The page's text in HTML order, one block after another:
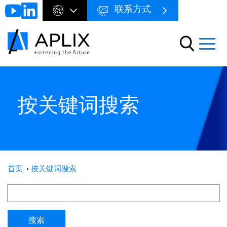
Go to
main
Menu
Menu
preheader
联系方式
按关键词搜索
首页 按关键词搜索